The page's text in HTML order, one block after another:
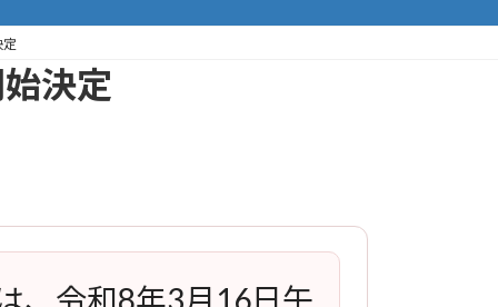
決定
、令和8年3月16日午